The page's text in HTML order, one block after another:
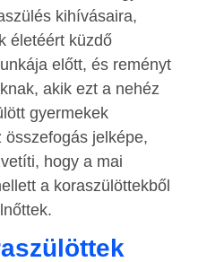
kihívásaira,
életéért küzdő
előtt, és reményt
akik ezt a nehéz
gyermekek
jelképe,
hogy a mai
a koraszülöttekből